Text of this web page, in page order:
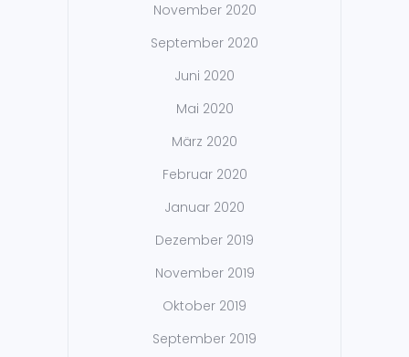
November 2020
September 2020
Juni 2020
Mai 2020
März 2020
Februar 2020
Januar 2020
Dezember 2019
November 2019
Oktober 2019
September 2019